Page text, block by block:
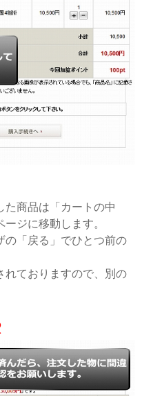
た商品は「カートの中
ジに移動します。
の「戻る」でひとつ前の
れておりますので、別の